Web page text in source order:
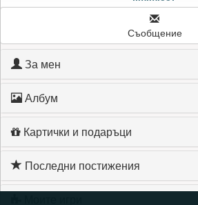
Съобщение
За мен
Албум
Картички и подаръци
Последни постижения